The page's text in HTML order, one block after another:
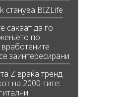
станува BIZLife
сакаат да го
по
заинтересирани
Z враќа тренд
на 2000-тите: